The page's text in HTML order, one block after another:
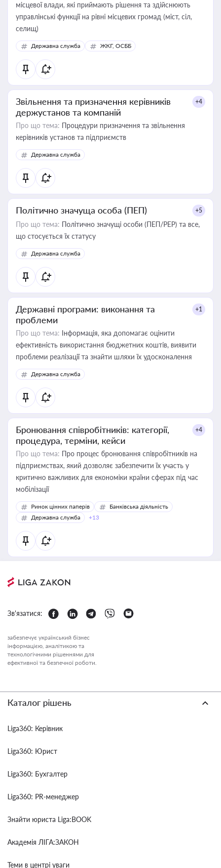
місцевої влади, які приймають рішення та здійснюють
управлінські функції на рівні місцевих громад (міст, сіл,
селищ)
Державна служба ЖКГ, ОСББ
Звільнення та призначення керівників
держустанов та компаній
+4
Про що тема: Процедури призначення та звільнення
керівників установ та підприємств
Державна служба
Політично значуща особа (ПЕП) +5
Про що тема: Політично значущі особи (ПЕП/PEP) та все,
що стосується їх статусу
Державна служба
Державні програми: виконання та
проблеми
+1
Про що тема: Інформація, яка допомагає оцінити
ефективність використання бюджетних коштів, виявити
проблеми реалізації та знайти шляхи їх удосконалення
Державна служба
Бронювання співробітників: категорії,
процедура, терміни, кейси
+4
Про що тема: Про процес бронювання співробітників на
підприємствах, який дозволяє забезпечити їх участь у
критично важливих для економіки країни сферах під час
мобілізації
Ринок цінних паперів
Банківська діяльність
Державна служба
+13
Зв'язатися:
забезпечує український бізнес
інформацією, аналітикою та
технологічними рішеннями для
ефективної та безпечної роботи.
Каталог рішень
Liga360: Керівник
Liga360: Юрист
Liga360: Бухгалтер
Liga360: PR-менеджер
Знайти юриста Liga:BOOK
Академія ЛІГА:ЗАКОН
Теми в центрі уваги